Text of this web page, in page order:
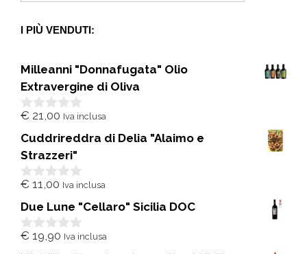
I PIÙ VENDUTI:
Milleanni "Donnafugata" Olio
Extravergine di Oliva
0
u
5
€ 21,00 Iva inclusa
Cuddrireddra di Delia "Alaimo e
Strazzeri"
0
u
5
€ 11,00 Iva inclusa
Due Lune "Cellaro" Sicilia DOC
0
€ 19,90 Iva inclusa